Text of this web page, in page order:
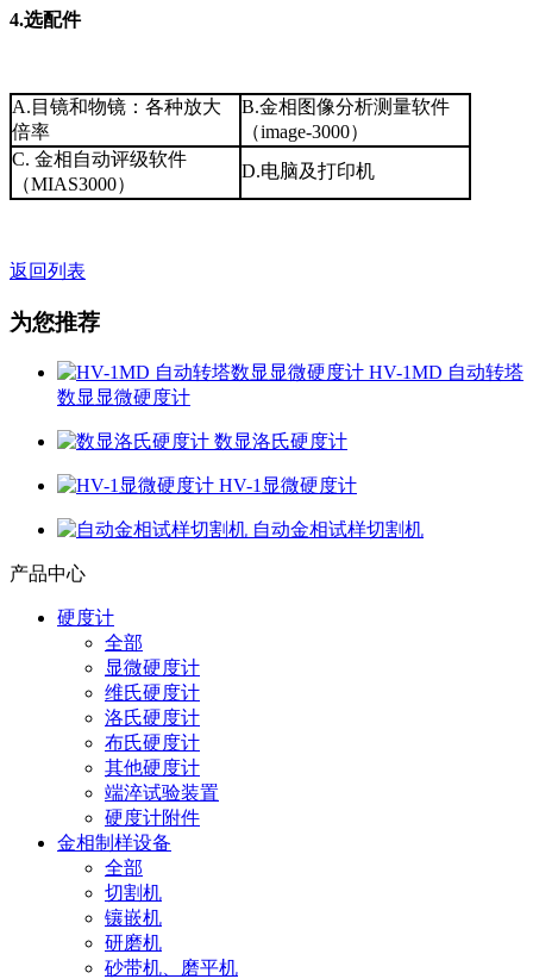
4.选配件
A.目镜和物镜：各种放大
倍率
B.金相图像分析测量软件
（image-3000）
C. 金相自动评级软件
（MIAS3000）
D.电脑及打印机
返回列表
为您推荐
HV-1MD 自动转塔
数显显微硬度计
数显洛氏硬度计
HV-1显微硬度计
自动金相试样切割机
产品中心
硬度计
全部
显微硬度计
维氏硬度计
洛氏硬度计
布氏硬度计
其他硬度计
端淬试验装置
硬度计附件
金相制样设备
全部
切割机
镶嵌机
研磨机
砂带机、磨平机